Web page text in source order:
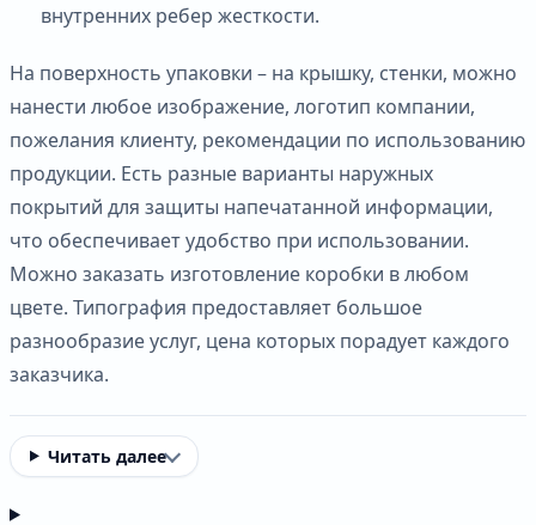
внутренних ребер жесткости.
На поверхность упаковки – на крышку, стенки, можно
нанести любое изображение, логотип компании,
пожелания клиенту, рекомендации по использованию
продукции. Есть разные варианты наружных
покрытий для защиты напечатанной информации,
что обеспечивает удобство при использовании.
Можно заказать изготовление коробки в любом
цвете. Типография предоставляет большое
разнообразие услуг, цена которых порадует каждого
заказчика.
Читать далее